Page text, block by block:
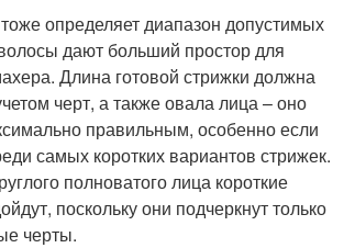
определяет диапазон допустимых
дают больший простор для
Длина готовой стрижки должна
черт, а также овала лица – оно
правильным, особенно если
самых коротких вариантов стрижек.
полноватого лица короткие
поскольку они подчеркнут только
черты.